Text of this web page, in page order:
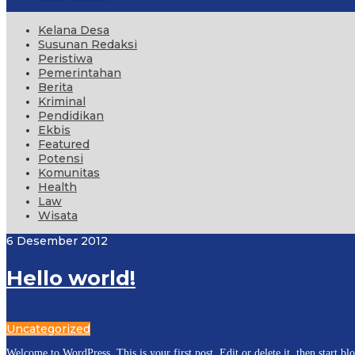
Kelana Desa
Susunan Redaksi
Peristiwa
Pemerintahan
Berita
Kriminal
Pendidikan
Ekbis
Featured
Potensi
Komunitas
Health
Law
Wisata
6 Desember 2012
Hello world!
Uncategorized